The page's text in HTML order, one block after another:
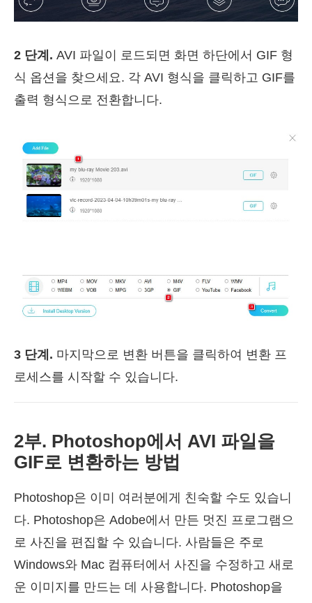
2 단계. AVI 파일이 로드되면 화면 하단에서 GIF 형
식 옵션을 찾으세요. 각 AVI 형식을 클릭하고 GIF를
출력 형식으로 전환합니다.
3 단계. 마지막으로 변환 버튼을 클릭하여 변환 프
로세스를 시작할 수 있습니다.
2부. Photoshop에서 AVI 파일을
GIF로 변환하는 방법
Photoshop은 이미 여러분에게 친숙할 수도 있습니
다. Photoshop은 Adobe에서 만든 멋진 프로그램으
로 사진을 편집할 수 있습니다. 사람들은 주로
Windows와 Mac 컴퓨터에서 사진을 수정하고 새로
운 이미지를 만드는 데 사용합니다. Photoshop을